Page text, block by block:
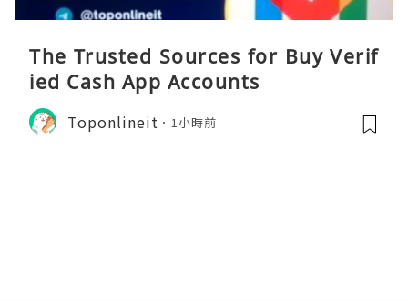
The Trusted Sources for Buy Verif
ied Cash App Accounts
Toponlineit 1小時前